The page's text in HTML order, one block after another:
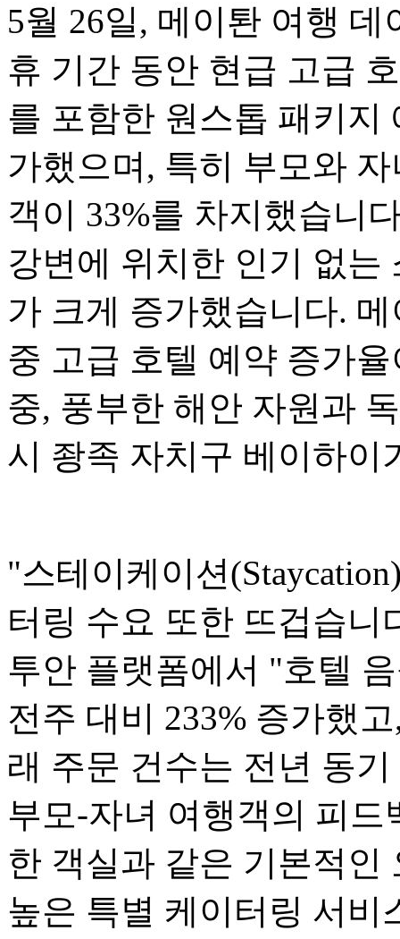
5월 26일, 메이퇀 여행
휴 기간 동안 현급 고급
를 포함한 원스톱 패키지
가했으며, 특히 부모와
객이 33%를 차지했습니
강변에 위치한 인기 없는
가 크게 증가했습니다.
중 고급 호텔 예약 증가
중, 풍부한 해안 자원과
시 좡족 자치구 베이하이
"스테이케이션
터링 수요 또한 뜨겁습니
투안 플랫폼에서 "호텔
전주 대비 233% 증가했
래 주문 건수는 전년 동
부모-자녀 여행객의 피
한 객실과 같은 기본적인
높은 특별 케이터링 서